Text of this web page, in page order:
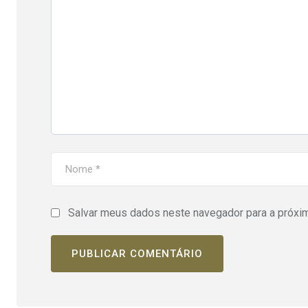
Salvar meus dados neste navegador para a